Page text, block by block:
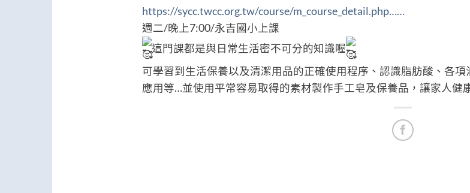
https://sycc.twcc.org.tw/course/m_course_detail.php……
週二/晚上7:00/永吉國小上課
這門課都是與日常生活密不可分的知識喔
可學習到生活保養以及清潔用品的正確使用程序、認識脂肪酸、各
應用等…並使用平常容易取得的素材製作手工皂及保養品，讓家人健